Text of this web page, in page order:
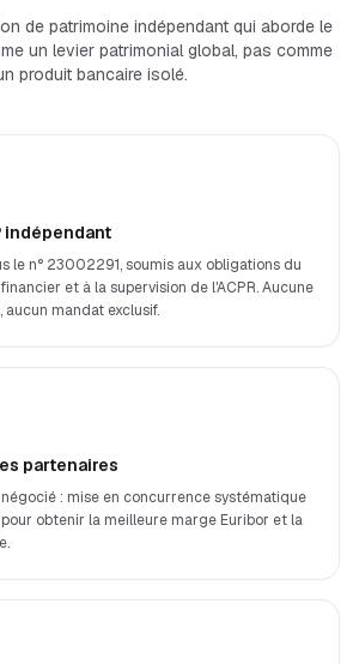
de patrimoine indépendant qui aborde le
un levier patrimonial global, pas comme
produit bancaire isolé.
indépendant
le n° 23002291, soumis aux obligations du
et à la supervision de l'ACPR. Aucune
mandat exclusif.
partenaires
: mise en concurrence systématique
obtenir la meilleure marge Euribor et la